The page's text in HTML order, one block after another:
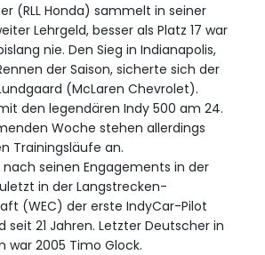
(RLL Honda) sammelt in seiner
Lehrgeld, besser als Platz 17 war
nie. Den Sieg in Indianapolis,
der Saison, sicherte sich der
(McLaren Chevrolet).
den legendären Indy 500 am 24.
Woche stehen allerdings
Trainingsläufe an.
seinen Engagements in der
in der Langstrecken-
(WEC) der erste IndyCar-Pilot
seit 21 Jahren. Letzter Deutscher in
war 2005 Timo Glock.